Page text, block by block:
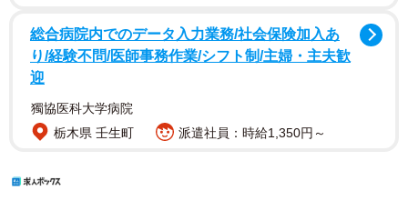
総合病院内でのデータ入力業務/社会保険加入あ
り/経験不問/医師事務作業/シフト制/主婦・主夫歓
迎
獨協医科大学病院
栃木県 壬生町
派遣社員：時給1,350円～